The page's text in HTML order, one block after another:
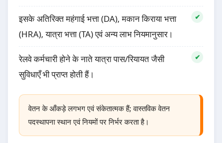
इसके अतिरिक्त महंगाई भत्ता (DA), मकान किराया भत्ता
(HRA), यात्रा भत्ता (TA) एवं अन्य लाभ नियमानुसार।
रेलवे कर्मचारी होने के नाते यात्रा पास/रियायत जैसी
सुविधाएँ भी प्राप्त होती हैं।
वेतन के आँकड़े लगभग एवं संकेतात्मक हैं; वास्तविक वेतन
पदस्थापना स्थान एवं नियमों पर निर्भर करता है।